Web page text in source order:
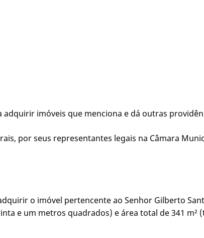
imóveis que menciona e dá outras
por seus representantes legais na Câmara
o imóvel pertencente ao Senhor Gilberto
e um metros quadrados) e área total de 341